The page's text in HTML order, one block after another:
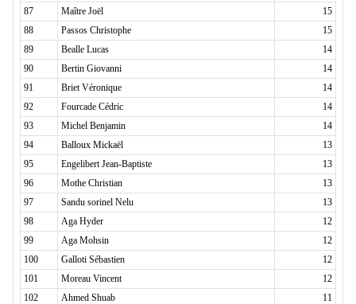
87 Maître Joël
15
88
Passos Christophe
15
89
Bealle Lucas
14
90
Bertin Giovanni
14
91
Briet Véronique
14
92
Fourcade Cédric
14
93
Michel Benjamin
14
94
Balloux Mickaël
13
95
Engelibert Jean-Baptiste
13
96
Mothe Christian
13
97
Sandu sorinel Nelu
13
98
Aga Hyder
12
99
Aga Mohsin
12
100
Galloti Sébastien
12
101
Moreau Vincent
12
102
Ahmed Shuab
11